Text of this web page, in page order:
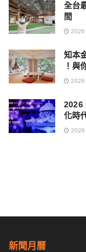
全台
間
2026
知本
！與
2026
2026
化時
2026
新聞月曆